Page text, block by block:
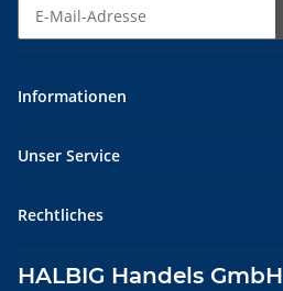
Informationen
Unser Service
Rechtliches
HALBIG Handels GmbH